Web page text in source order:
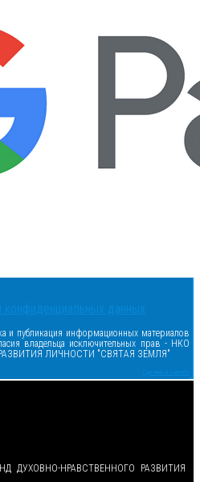
конфиденциальных данных
и публикация информационных материалов
владельца исключительных прав - НКО
ЛИЧНОСТИ "СВЯТАЯ ЗЕМЛЯ"
Сделано в samsite
ДУХОВНО-НРАВСТВЕННОГО РАЗВИТИЯ